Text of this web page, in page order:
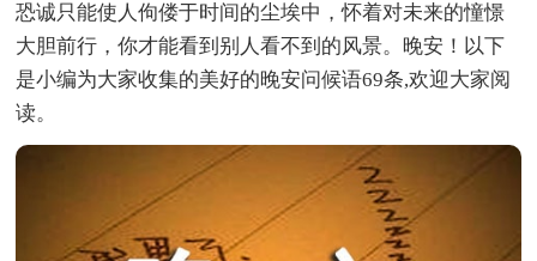
恐诚只能使人佝偻于时间的尘埃中，怀着对未来的憧憬
大胆前行，你才能看到别人看不到的风景。晚安！以下
是小编为大家收集的美好的晚安问候语69条,欢迎大家阅
读。